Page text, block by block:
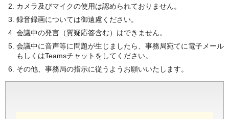
カメラ及びマイクの使用は認められておりません。
録音録画については御遠慮ください。
会議中の発言（質疑応答含む）はできません。
会議中に音声等に問題が生じましたら、事務局宛てに電子メール
もしくはTeamsチャットをしてください。
その他、事務局の指示に従うようお願いいたします。